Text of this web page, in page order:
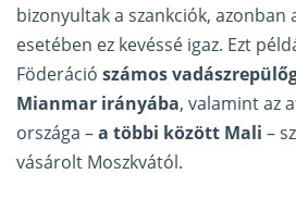
bizonyultak a szankciók, azonban
esetében ez kevéssé igaz. Ezt
Föderáció számos
Mianmar irányába, valamint az
országa –a többi között Mali –
vásárolt Moszkvától.